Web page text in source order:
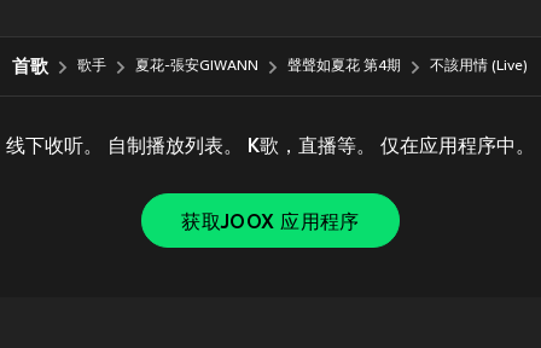
首歌 歌手 夏花-張安GIWANN 聲聲如夏花 第4期 不該用情 (Live)
线下收听。 自制播放列表。 K歌，直播等。 仅在应用程序中。
获取JOOX 应用程序